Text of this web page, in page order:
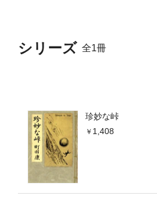
シリーズ 全1冊
珍妙な峠
1,408